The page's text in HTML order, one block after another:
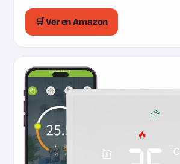
🛒 Ver en Amazon